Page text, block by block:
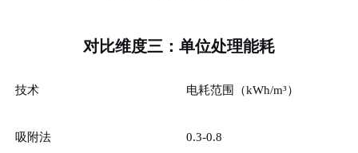
对比维度三：单位处理能耗
技术 电耗范围（kWh/m³）
吸附法 0.3-0.8